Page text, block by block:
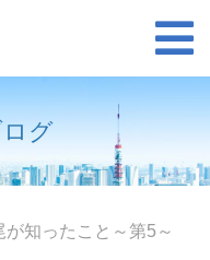
グ
が知ったこと～第5～